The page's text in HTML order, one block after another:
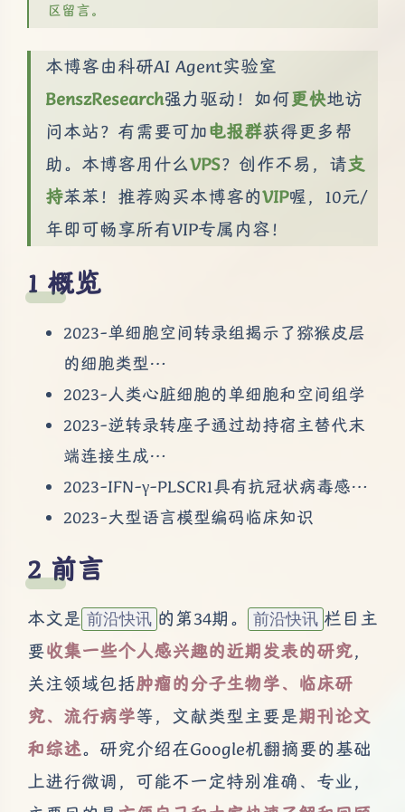
区留言。
本博客由科研AI Agent实验室
BenszResearch强力驱动！如何更快地访
问本站？有需要可加电报群获得更多帮
助。本博客用什么VPS？创作不易，请支
持苯苯！推荐购买本博客的VIP喔，10元/
年即可畅享所有VIP专属内容！
概览
2023-单细胞空间转录组揭示了猕猴皮层
的细胞类型…
2023-人类心脏细胞的单细胞和空间组学
2023-逆转录转座子通过劫持宿主替代末
端连接生成…
2023-IFN-γ-PLSCR1具有抗冠状病毒感…
2023-大型语言模型编码临床知识
前言
本文是 前沿快讯 的第34期。 前沿快讯 栏目主
要收集一些个人感兴趣的近期发表的研究，
关注领域包括肿瘤的分子生物学、临床研
究、流行病学等，文献类型主要是期刊论文
和综述。研究介绍在Google机翻摘要的基础
上进行微调，可能不一定特别准确、专业，